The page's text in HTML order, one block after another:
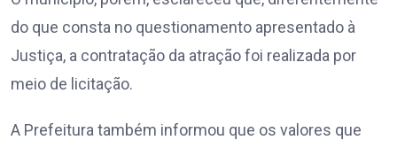
do que consta no questionamento apresentado à
Justiça, a contratação da atração foi realizada por
meio de licitação.
A Prefeitura também informou que os valores que